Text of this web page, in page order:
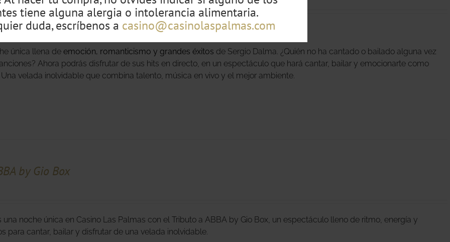
en Casino Las Palmas: Tributo a Sergio Dalma by Pedro Quintana!
única llena de emoción, romanticismo y grandes éxitos de Sergio Dalma. ¿Quién no ha cantado o bailado alguna vez
Ahora podrás disfrutar de sus hits en directo, en un espectáculo que hará cantar, bailar y emocionarte como
velada inolvidable que combina talento, música en vivo y el mejor ambiente.
by Gio Box
una noche única en Casino Las Palmas con el Tributo a ABBA by Gio Box, un espectáculo lleno de ritmo, energía y
para cantar, bailar y disfrutar de una velada inolvidable.
tiene alguna alergia o intolerancia alimentaria.
duda, escríbenos a casino@casinolaspalmas.com